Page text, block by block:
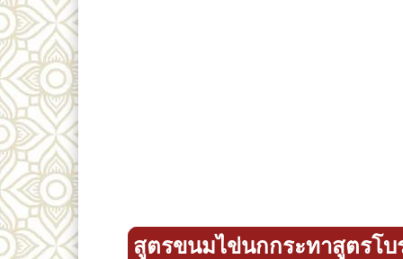
สูตรขนมไข่นกกระทาสูตรโ